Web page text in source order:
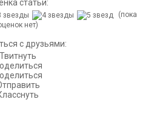
статьи:
(пока
нет)
с друзьями:
Твитнуть